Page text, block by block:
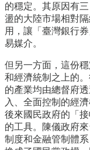
的穩定。其原因有
盪的大陸市場相對
用，讓「臺灣銀行
易媒介。
但另一方面，這份
和經濟統制之上的
的產業均由總督府
入、全面控制的經
後來國民政府的「
的工具。陳儀政府
制度和金融管制體